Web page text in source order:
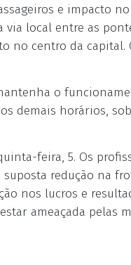
e impacto
local entre as
no centro da capital.
o
demais horários,
feira, 5. Os
redução na
nos lucros e
ameaçada pelas